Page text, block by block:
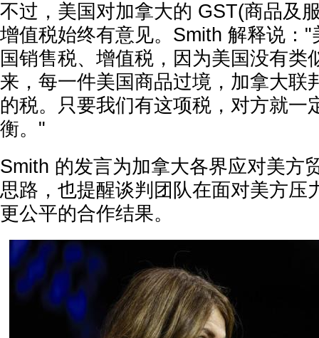
不过，美国对加拿大的 GST(商品及
增值税始终有意见。Smith 解释说：
国销售税、增值税，因为美国没有类
来，每一件美国商品过境，加拿大联
的税。只要我们有这项税，对方就一
衡。"
Smith 的发言为加拿大各界应对美方
思路，也提醒谈判团队在面对美方压
更公平的合作结果。